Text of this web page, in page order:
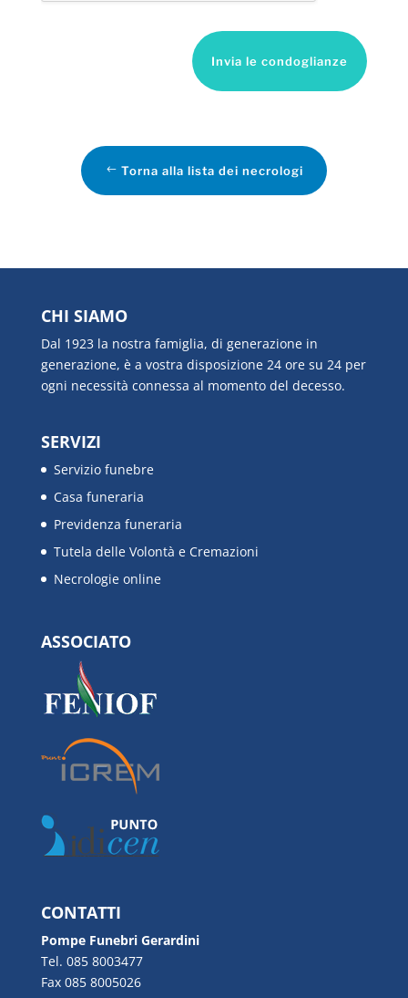
Invia le condoglianze
Torna alla lista dei necrologi
CHI SIAMO
Dal 1923 la nostra famiglia, di generazione in
generazione, è a vostra disposizione 24 ore su 24 per
ogni necessità connessa al momento del decesso.
SERVIZI
Servizio funebre
Casa funeraria
Previdenza funeraria
Tutela delle Volontà e Cremazioni
Necrologie online
ASSOCIATO
CONTATTI
Pompe Funebri Gerardini
Tel. 085 8003477
Fax 085 8005026